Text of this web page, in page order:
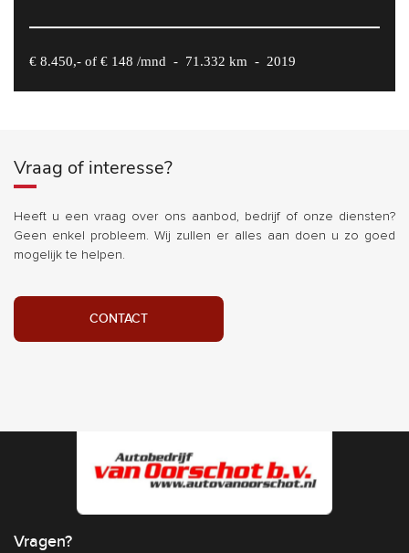
€ 8.450,- of € 148 /mnd - 71.332 km - 2019
Vraag of interesse?
Heeft u een vraag over ons aanbod, bedrijf of onze diensten?
Geen enkel probleem. Wij zullen er alles aan doen u zo goed
mogelijk te helpen.
CONTACT
Vragen?